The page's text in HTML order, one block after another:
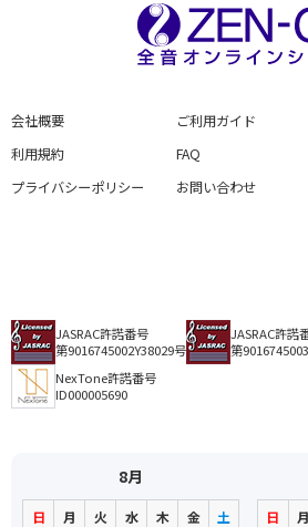
会社概要
利用規約
プライバシーポリシー
ご利用ガイド
FAQ
お問い合わせ
JASRAC許諾番号
第9016745002Y38029号
JASRAC許諾
第
NexTone許諾番号
ID000005690
8月
日 月 火 水 木 金 土 日 月